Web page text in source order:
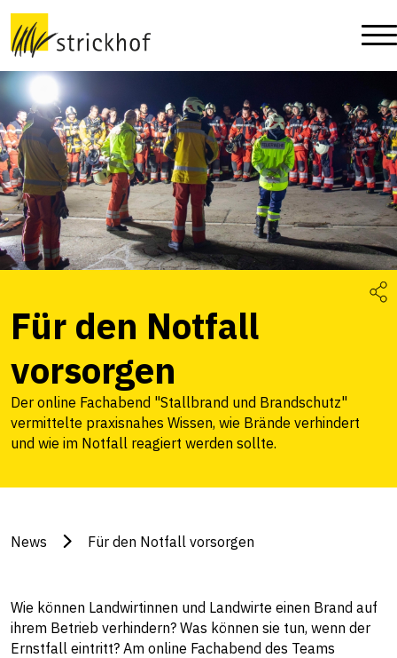
Für den Notfall
vorsorgen
Der online Fachabend "Stallbrand und Brandschutz"
vermittelte praxisnahes Wissen, wie Brände verhindert
und wie im Notfall reagiert werden sollte.
News Für den Notfall vorsorgen
Wie können Landwirtinnen und Landwirte einen Brand auf
ihrem Betrieb verhindern? Was können sie tun, wenn der
Ernstfall eintritt? Am online Fachabend des Teams